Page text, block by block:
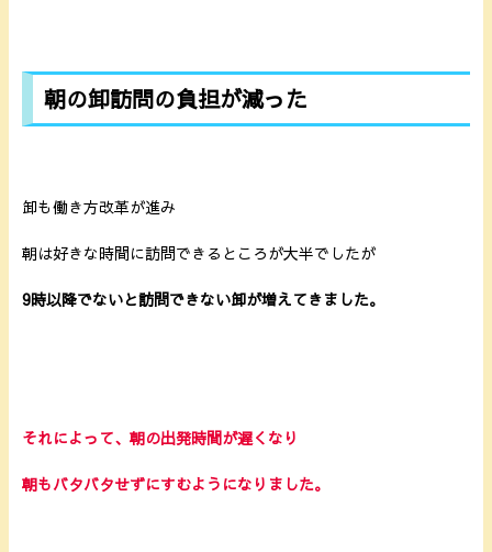
朝の卸訪問の負担が減った
卸も働き方改革が進み
朝は好きな時間に訪問できるところが大半でしたが
9時以降でないと訪問できない卸が増えてきました。
それによって、朝の出発時間が遅くなり
朝もバタバタせずにすむようになりました。